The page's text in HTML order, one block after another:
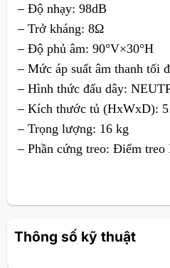
– Độ nhạy: 98dB
– Trở kháng: 8Ω
– Độ phủ âm: 90°V×30°H
– Mức áp suất âm thanh tối
– Hình thức đấu dây:
– Kích thước tủ (HxWxD):
– Trọng lượng: 16 kg
– Phần cứng treo: Điểm
Thông số kỹ thuật